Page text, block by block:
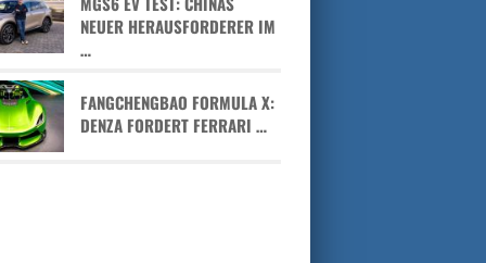
NEUER HERAUSFORDERER IM
…
FANGCHENGBAO FORMULA X:
DENZA FORDERT FERRARI …